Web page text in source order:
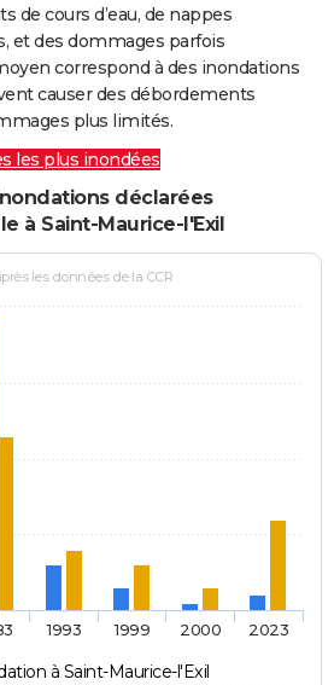
de cours d’eau, de nappes
et des dommages parfois
correspond à des inondations
causer des débordements
plus limités.
les plus inondées
déclarées
à Saint-Maurice-l'Exil
les données de la CCR
à Saint-Maurice-l'Exil
1993 1999 2000 2023